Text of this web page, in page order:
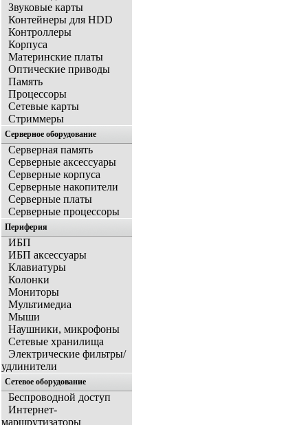
Звуковые карты
Контейнеры для HDD
Контроллеры
Корпуса
Материнские платы
Оптические приводы
Память
Процессоры
Сетевые карты
Стриммеры
Серверное оборудование
Серверная память
Серверные аксессуары
Серверные корпуса
Серверные накопители
Серверные платы
Серверные процессоры
Периферия
ИБП
ИБП аксессуары
Клавиатуры
Колонки
Мониторы
Мультимедиа
Мыши
Наушники, микрофоны
Сетевые хранилища
Электрические фильтры/
удлинители
Сетевое оборудование
Беспроводной доступ
Интернет-
маршрутизаторы